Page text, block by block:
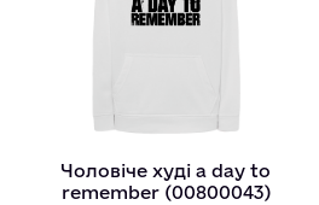
Чоловіче худі a day to
remember (00800043)